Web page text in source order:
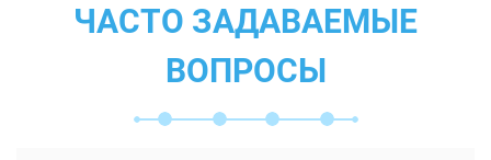
ЧАСТО ЗАДАВАЕМЫЕ
ВОПРОСЫ